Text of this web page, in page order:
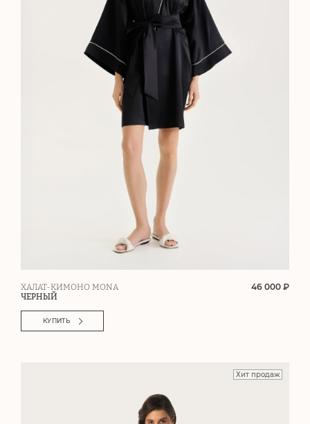
ХАЛАТ-КИМОНО MONA
ЧЕРНЫЙ
46 000 ₽
КУПИТЬ
Хит продаж